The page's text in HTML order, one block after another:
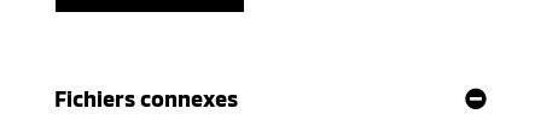
Fichiers connexes